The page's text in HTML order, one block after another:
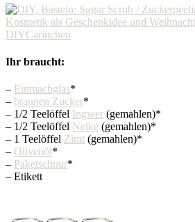
Ihr braucht:
– Einmachglas*
– braunen Zucker*
– 1/2 Teelöffel Ingwer (gemahlen)*
– 1/2 Teelöffel Nelke (gemahlen)*
– 1 Teelöffel Zimt (gemahlen)*
– Olivenöl*
– Paketschnur*
– Etikett